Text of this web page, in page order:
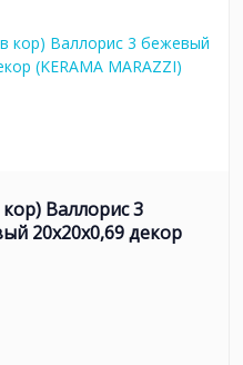
Валлорис 3
20x20x0,69 декор